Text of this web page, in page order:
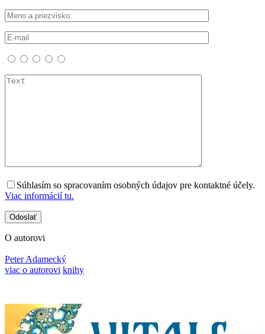
Súhlasím so spracovaním osobných údajov pre kontaktné účely.
Viac informácií tu.
O autorovi
Peter Adamecký
viac o autorovi knihy